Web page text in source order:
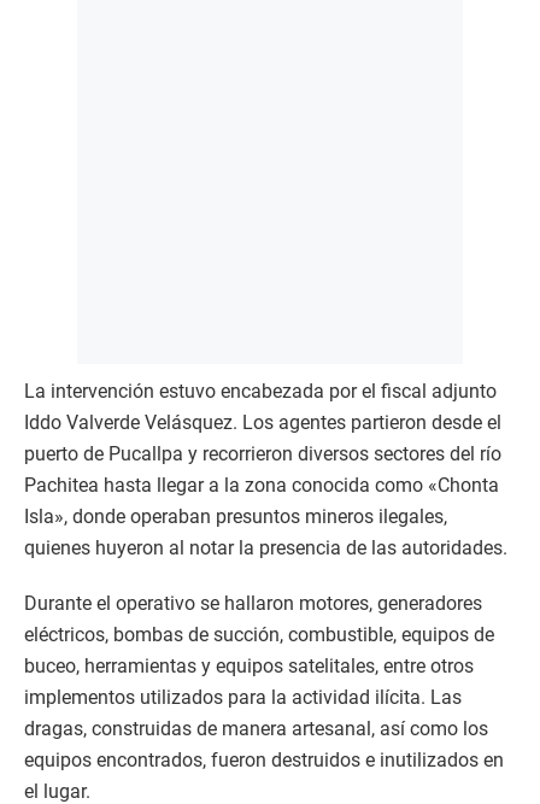
La intervención estuvo encabezada por el fiscal adjunto
Iddo Valverde Velásquez. Los agentes partieron desde el
puerto de Pucallpa y recorrieron diversos sectores del río
Pachitea hasta llegar a la zona conocida como «Chonta
Isla», donde operaban presuntos mineros ilegales,
quienes huyeron al notar la presencia de las autoridades.
Durante el operativo se hallaron motores, generadores
eléctricos, bombas de succión, combustible, equipos de
buceo, herramientas y equipos satelitales, entre otros
implementos utilizados para la actividad ilícita. Las
dragas, construidas de manera artesanal, así como los
equipos encontrados, fueron destruidos e inutilizados en
el lugar.